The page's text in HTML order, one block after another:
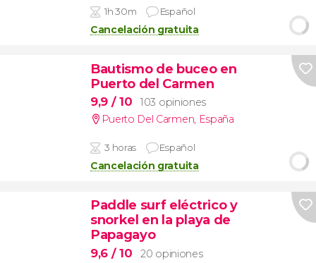
1h 30m Español
Cancelación gratuita
Bautismo de buceo en
Puerto del Carmen
9,9 / 10
103 opiniones
Puerto Del Carmen, España
3 horas Español
Cancelación gratuita
Paddle surf eléctrico y
snorkel en la playa de
Papagayo
9,6 / 10
20 opiniones